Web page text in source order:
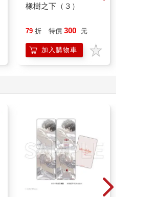
橡樹之下（３）
79 折 特價 300 元
加入購物車